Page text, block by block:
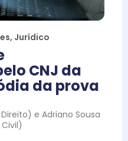
, Jurídico
CNJ da
da prova
e Adriano Sousa